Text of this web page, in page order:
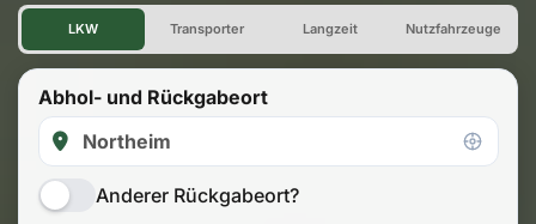
LKW Vermietung Northeim
LKW Transporter Langzeit Nutzfahrzeuge
Abhol- und Rückgabeort
Anderer Rückgabeort?